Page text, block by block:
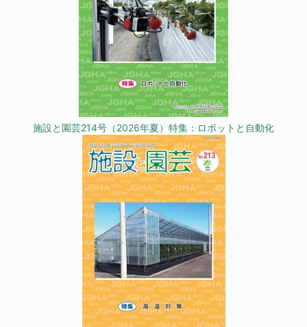
施設と園芸214号（2026年夏）特集：ロボットと自動化